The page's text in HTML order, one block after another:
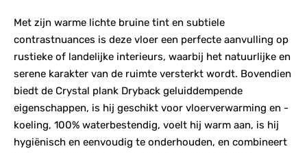
Met zijn warme lichte bruine tint en subtiele
contrastnuances is deze vloer een perfecte aanvulling op
rustieke of landelijke interieurs, waarbij het natuurlijke en
serene karakter van de ruimte versterkt wordt. Bovendien
biedt de Crystal plank Dryback geluiddempende
eigenschappen, is hij geschikt voor vloerverwarming en -
koeling, 100% waterbestendig, voelt hij warm aan, is hij
hygiënisch en eenvoudig te onderhouden, en combineert